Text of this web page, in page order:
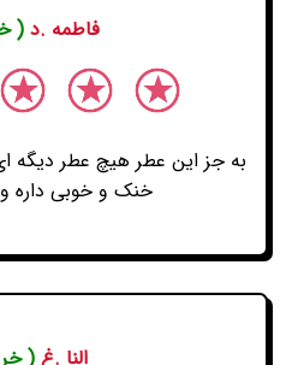
فاطمه .د(
به جز این عطر هیچ عطر دیگه
خنک و خوبی داره
النا .غ (